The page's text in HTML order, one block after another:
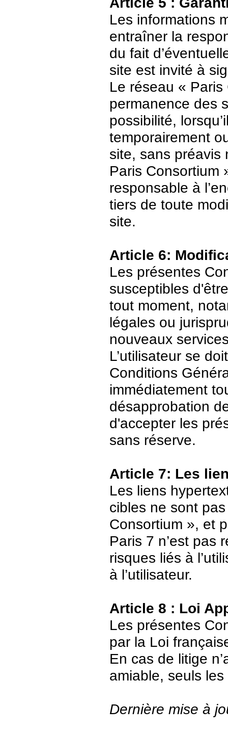
Les informations
entraîner la
du fait
site est invité à
Le réseau «
permanence des
possibilité,
temporairement
site, sans préavis
Paris Consortium
responsable à
tiers de toute
site.
Article 6:
Les présentes
susceptibles
tout moment,
légales ou
nouveaux
L’utilisateur se
Conditions
immédiatement
désapprobation
d'accepter les
sans réserve.
Article 7: Les
Les liens
cibles ne sont
Consortium », et
Paris 7 n’est pas
risques liés à
à l’utilisateur.
Article 8 : Loi
Les présentes
par la Loi
En cas de litige
amiable, seuls
Dernière mise à